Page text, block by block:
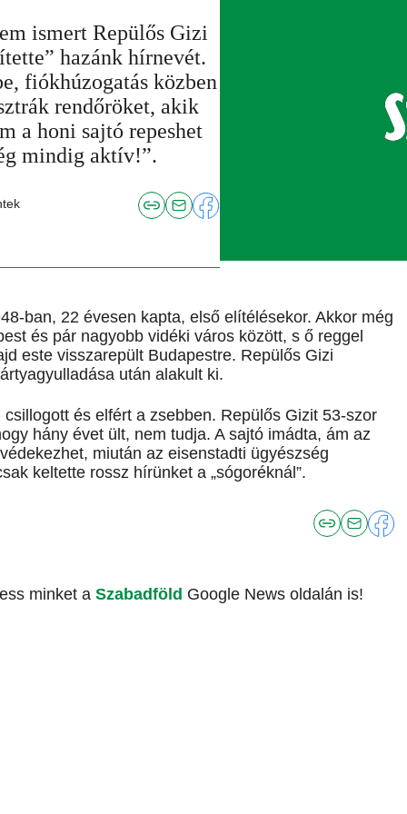
ismert Repülős Gizi
hazánk hírnevét.
fiókhúzogatás közben
rendőröket, akik
a honi sajtó repeshet
mindig aktív!”.
ban, 22 évesen kapta, első elítélésekor. Akkor még
és pár nagyobb vidéki város között, s ő reggel
este visszarepült Budapestre. Repülős Gizi
után alakult ki.
és elfért a zsebben. Repülős Gizit 53-szor
hány évet ült, nem tudja. A sajtó imádta, ám az
miután az eisenstadti ügyészség
keltette rossz hírünket a „sógoréknál”.
minket a Szabadföld Google News oldalán is!